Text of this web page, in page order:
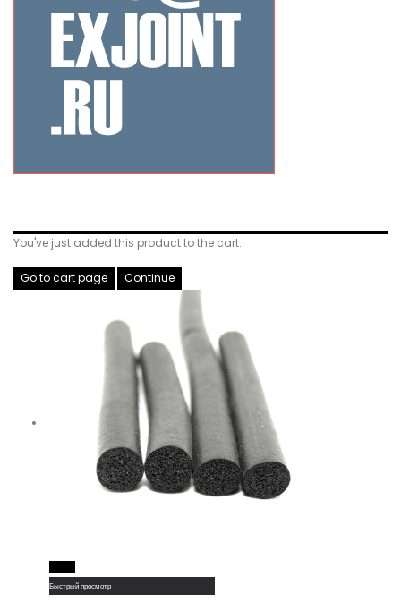
You've just added this product to the cart:
Go to cart page Continue
Быстрый просмотр